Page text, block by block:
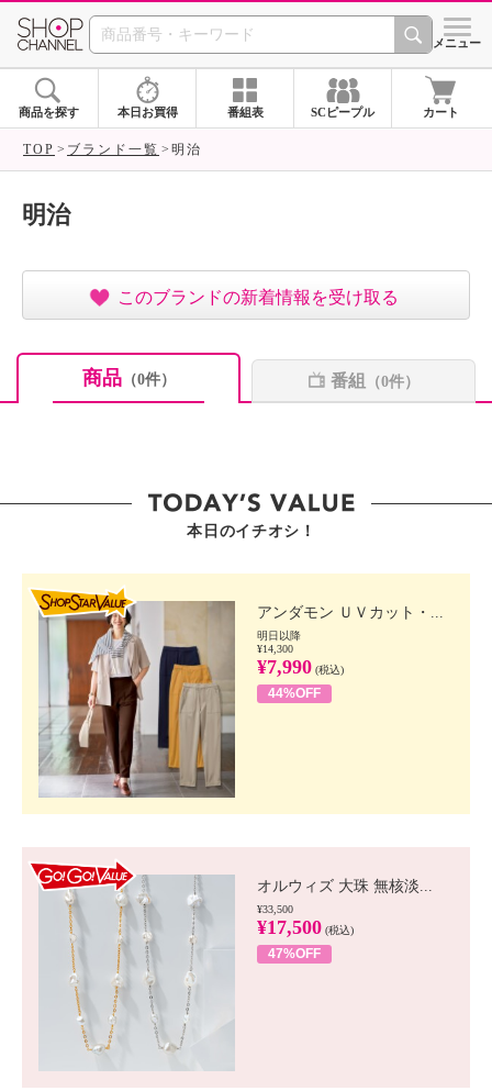
SHOP CHANNEL ショッ
メニュー
商品を探す 本日お買得 番組表 SCピープル カート
TOP ブランド一覧 明治
明治
このブランドの新着情報を受け取る
商品（0件） 番組 （0件）
本日のイチオシ！
アンダモン ＵＶカット・...
明日以降
¥14,300
¥7,990 (税込)
44%OFF
オルウィズ 大珠 無核淡...
¥33,500
¥17,500 (税込)
47%OFF